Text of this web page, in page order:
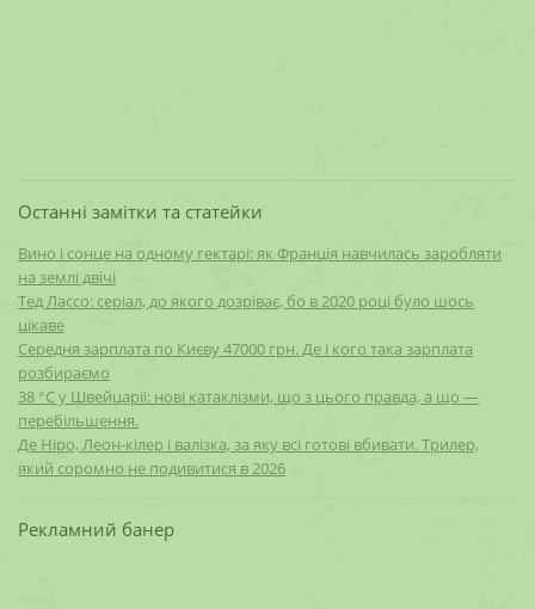
Останні замітки та статейки
Вино і сонце на одному гектарі: як Франція навчилась заробляти
на землі двічі
Тед Лассо: серіал, до якого дозріває, бо в 2020 році було шось
цікаве
Середня зарплата по Києву 47000 грн. Де і кого така зарплата
розбираємо
38 °C у Швейцарії: нові катаклізми, що з цього правда, а що —
перебільшення.
Де Ніро, Леон-кілер і валізка, за яку всі готові вбивати. Трилер,
який соромно не подивитися в 2026
Рекламний банер